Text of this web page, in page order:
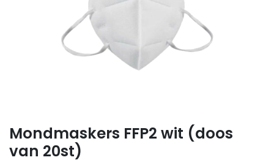
Mondmaskers FFP2 wit (doos
van 20st)